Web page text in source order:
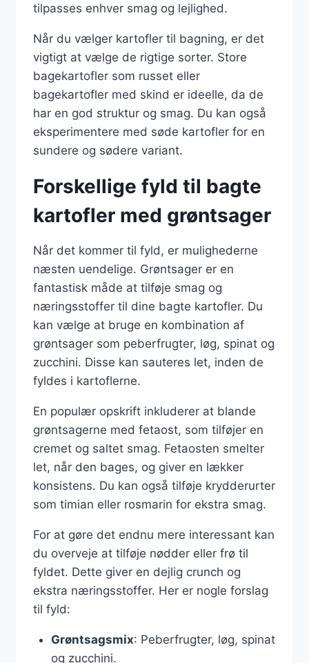
tilpasses enhver smag og lejlighed.
Når du vælger kartofler til bagning, er det
vigtigt at vælge de rigtige sorter. Store
bagekartofler som russet eller
bagekartofler med skind er ideelle, da de
har en god struktur og smag. Du kan også
eksperimentere med søde kartofler for en
sundere og sødere variant.
Forskellige fyld til bagte
kartofler med grøntsager
Når det kommer til fyld, er mulighederne
næsten uendelige. Grøntsager er en
fantastisk måde at tilføje smag og
næringsstoffer til dine bagte kartofler. Du
kan vælge at bruge en kombination af
grøntsager som peberfrugter, løg, spinat og
zucchini. Disse kan sauteres let, inden de
fyldes i kartoflerne.
En populær opskrift inkluderer at blande
grøntsagerne med fetaost, som tilføjer en
cremet og saltet smag. Fetaosten smelter
let, når den bages, og giver en lækker
konsistens. Du kan også tilføje krydderurter
som timian eller rosmarin for ekstra smag.
For at gøre det endnu mere interessant kan
du overveje at tilføje nødder eller frø til
fyldet. Dette giver en dejlig crunch og
ekstra næringsstoffer. Her er nogle forslag
til fyld:
Grøntsagsmix: Peberfrugter, løg, spinat
og zucchini.